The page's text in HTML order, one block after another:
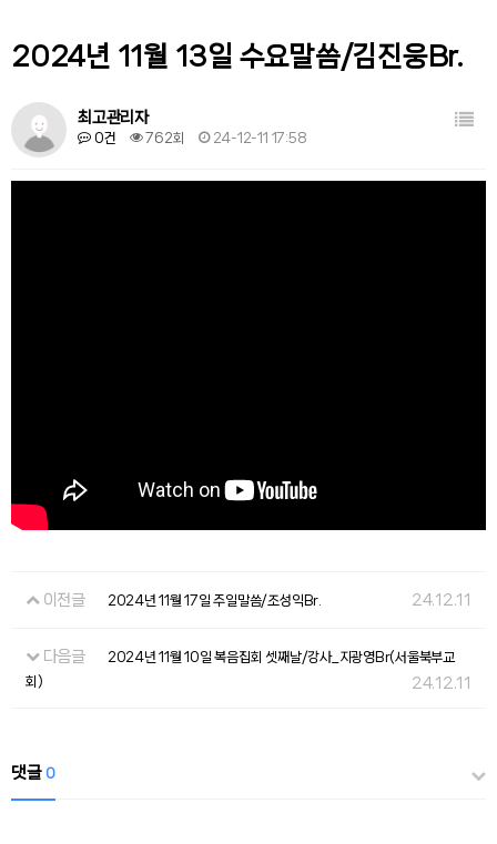
2024년 11월 13일 수요말씀/김진웅Br.
최고관리자
0건 762회 24-12-11 17:58
이전글 2024년 11월 17일 주일말씀/조성익Br. 24.12.11
다음글
2024년 11월 10일 복음집회 셋째날/강사_지광영Br(서울북부교
회)
24.12.11
댓글 0